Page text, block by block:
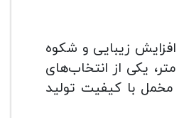
زیبایی و شکوه
به فضا، از نظر کاربری نیز اهمیت زیادی دارند. پرده سبز کروماکی مخمل با ابعاد ۵*۳ متر، یکی از انتخاب‌های
با کیفیت تولید